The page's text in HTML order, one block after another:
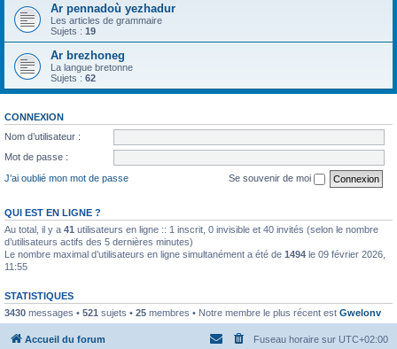
Ar pennadoù yezhadur
Les articles de grammaire
Sujets : 19
Ar brezhoneg
La langue bretonne
Sujets : 62
CONNEXION
Nom d’utilisateur :
Mot de passe :
J’ai oublié mon mot de passe
Se souvenir de moi
QUI EST EN LIGNE ?
Au total, il y a 41 utilisateurs en ligne :: 1 inscrit, 0 invisible et 40 invités (selon le nombre
d’utilisateurs actifs des 5 dernières minutes)
Le nombre maximal d’utilisateurs en ligne simultanément a été de 1494 le 09 février 2026,
11:55
STATISTIQUES
3430 messages • 521 sujets • 25 membres • Notre membre le plus récent est Gwelonv
Accueil du forum Fuseau horaire sur UTC+02:00